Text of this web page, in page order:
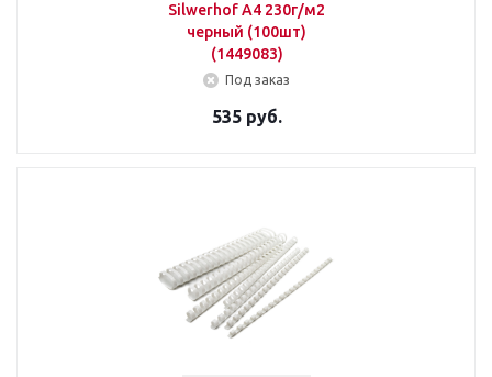
Silwerhof A4 230г/м2
черный (100шт)
(1449083)
Под заказ
535 руб.